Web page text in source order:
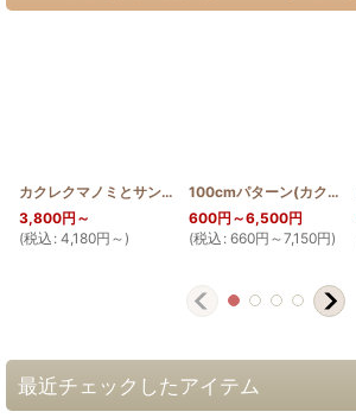
カクレクマノミとサンゴ HQT_KAKURE]
3,800円 ～
(税込 : 4,180円 ～)
100cmパターン(カクレクマノミとサンゴ)
600円 ～6,500円
(税込 : 660円 ～7,150円)
最近チェックしたアイテム